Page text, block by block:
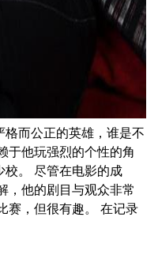
而公正的英雄，谁是不
于他玩强烈的个性的角
。 尽管在电影的成
，他的剧目与观众非常
赛，但很有趣。 在记录